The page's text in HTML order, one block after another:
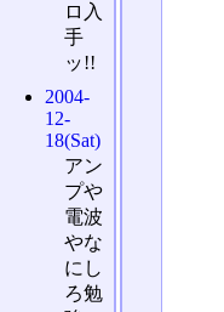
ロ入
手
ッ!!
2004-
12-
18(Sat)
アン
プや
電波
やな
にし
ろ勉